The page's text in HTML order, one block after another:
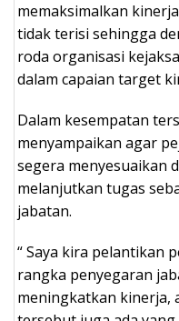
memaksimalkan
tidak terisi sehingga
roda organisasi
dalam capaian target
Dalam kesempatan
menyampaikan agar
segera menyesuaikan
melanjutkan tugas
jabatan.
“ Saya kira pelantikan
rangka penyegaran
meningkatkan kinerja,